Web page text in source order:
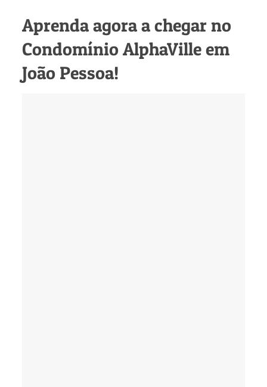
Aprenda agora a chegar no
Condomínio AlphaVille em
João Pessoa!